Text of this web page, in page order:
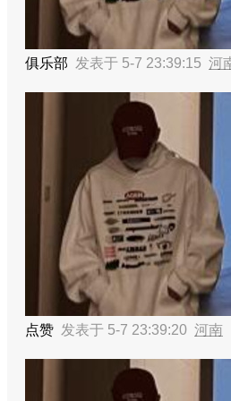
俱乐部 发表于 5-7 23:39:15 河
点赞 发表于 5-7 23:39:20 河南